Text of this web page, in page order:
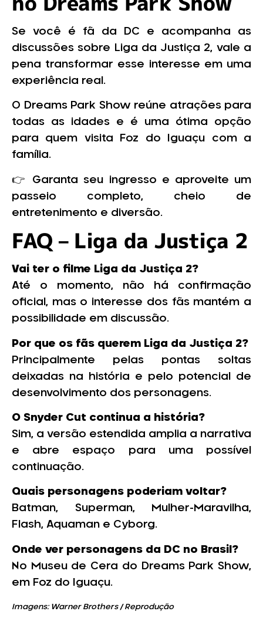
Se você é fã da DC e acompanha as
discussões sobre Liga da Justiça 2, vale a
pena transformar esse interesse em uma
experiência real.
O Dreams Park Show reúne atrações para
todas as idades e é uma ótima opção
para quem visita Foz do Iguaçu com a
família.
👉 Garanta seu ingresso e aproveite um
passeio completo, cheio de
entretenimento e diversão.
FAQ – Liga da Justiça 2
Vai ter o filme Liga da Justiça 2?
Até o momento, não há confirmação
oficial, mas o interesse dos fãs mantém a
possibilidade em discussão.
Por que os fãs querem Liga da Justiça 2?
Principalmente pelas pontas soltas
deixadas na história e pelo potencial de
desenvolvimento dos personagens.
O Snyder Cut continua a história?
Sim, a versão estendida amplia a narrativa
e abre espaço para uma possível
continuação.
Quais personagens poderiam voltar?
Batman, Superman, Mulher-Maravilha,
Flash, Aquaman e Cyborg.
Onde ver personagens da DC no Brasil?
No Museu de Cera do Dreams Park Show,
em Foz do Iguaçu.
Imagens: Warner Brothers / Reprodução